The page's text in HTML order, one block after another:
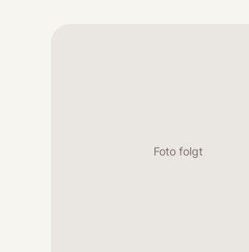
Foto folgt